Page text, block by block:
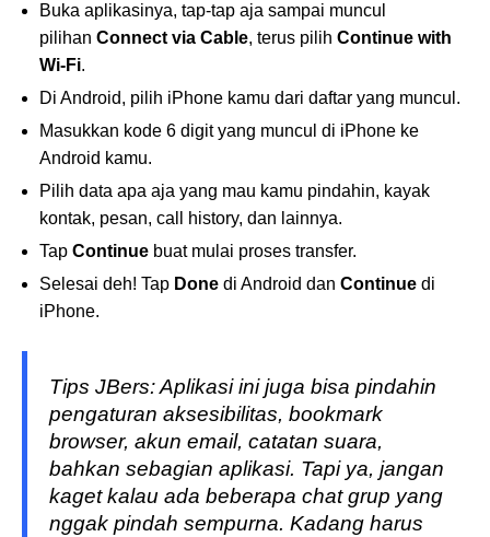
Buka aplikasinya, tap-tap aja sampai muncul
pilihan Connect via Cable, terus pilih Continue with
Wi-Fi.
Di Android, pilih iPhone kamu dari daftar yang muncul.
Masukkan kode 6 digit yang muncul di iPhone ke
Android kamu.
Pilih data apa aja yang mau kamu pindahin, kayak
kontak, pesan, call history, dan lainnya.
Tap Continue buat mulai proses transfer.
Selesai deh! Tap Done di Android dan Continue di
iPhone.
Tips JBers: Aplikasi ini juga bisa pindahin
pengaturan aksesibilitas, bookmark
browser, akun email, catatan suara,
bahkan sebagian aplikasi. Tapi ya, jangan
kaget kalau ada beberapa chat grup yang
nggak pindah sempurna. Kadang harus